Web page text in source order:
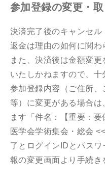
参加登録の変更・
決済完了後のキャンセ
返金は理由の如何に関わ
また、決済後は金額変
いたしかねますので、十
参加登録内容（ご住所
等）に変更がある場合
ます「件名：【重要：
医学会学術集会・総会
了とログインIDとパス
報の変更画面より手続き